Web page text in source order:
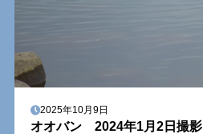
2025年10月9日
オオバン 2024年1月2日撮影